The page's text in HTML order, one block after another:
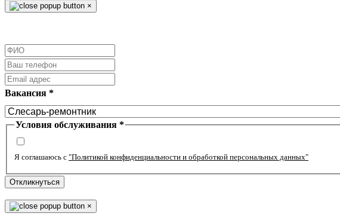
×
Вакансия *
Условия обслуживания *
Я соглашаюсь с "Политикой конфиденциальности и обработкой персональных данных"
Откликнуться
×